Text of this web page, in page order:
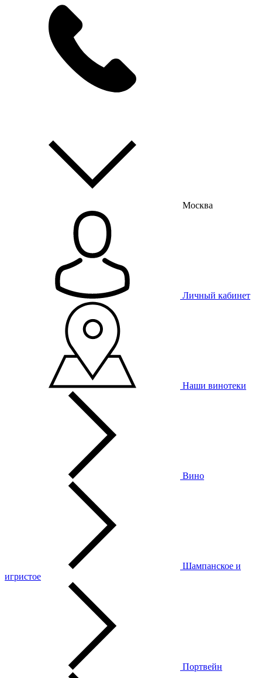
Москва
Личный кабинет
Наши винотеки
Вино
Шампанское и
игристое
Портвейн